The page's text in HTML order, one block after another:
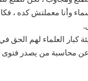
وأنا معملتش كده ،
كبار العلماء لهم الحق
محاسبة من يصدر